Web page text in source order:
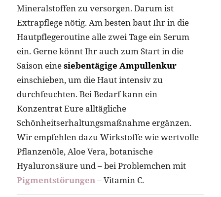
Mineralstoffen zu versorgen. Darum ist
Extrapflege nötig. Am besten baut Ihr in die
Hautpflegeroutine alle zwei Tage ein Serum
ein. Gerne könnt Ihr auch zum Start in die
Saison einesiebentägige Ampullenkur
einschieben, um die Haut intensiv zu
durchfeuchten. Bei Bedarf kann ein
Konzentrat Eure alltägliche
Schönheitserhaltungsmaßnahme ergänzen.
Wir empfehlen dazu Wirkstoffe wie wertvolle
Pflanzenöle, Aloe Vera, botanische
Hyaluronsäure und – bei Problemchen mit
Pigmentstörungen– Vitamin C.